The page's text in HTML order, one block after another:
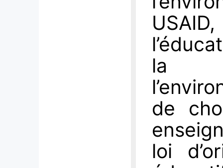
la
de
loi